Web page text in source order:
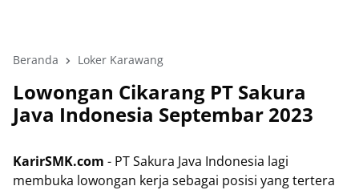
Beranda Loker Karawang
Lowongan Cikarang PT Sakura
Java Indonesia Septembar 2023
KarirSMK.com - PT Sakura Java Indonesia lagi
membuka lowongan kerja sebagai posisi yang tertera